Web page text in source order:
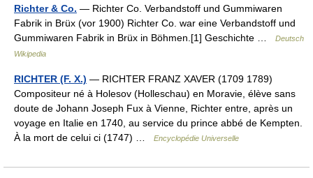
Richter & Co. — Richter Co. Verbandstoff und Gummiwaren
Fabrik in Brüx (vor 1900) Richter Co. war eine Verbandstoff und
Gummiwaren Fabrik in Brüx in Böhmen.[1] Geschichte …
Deutsch
Wikipedia
RICHTER (F. X.) — RICHTER FRANZ XAVER (1709 1789)
Compositeur né à Holesov (Holleschau) en Moravie, élève sans
doute de Johann Joseph Fux à Vienne, Richter entre, après un
voyage en Italie en 1740, au service du prince abbé de Kempten.
À la mort de celui ci (1747) …
Encyclopédie Universelle